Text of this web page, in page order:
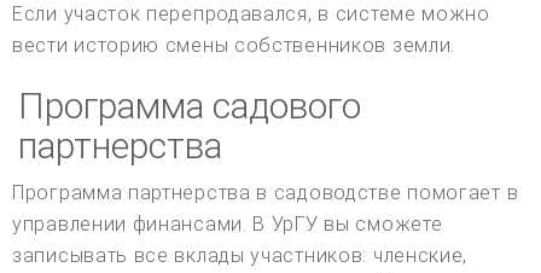
Если участок перепродавался, в системе можно
вести историю смены собственников земли.
Программа садового
партнерства
Программа партнерства в садоводстве помогает в
управлении финансами. В УрГУ вы сможете
записывать все вклады участников: членские,